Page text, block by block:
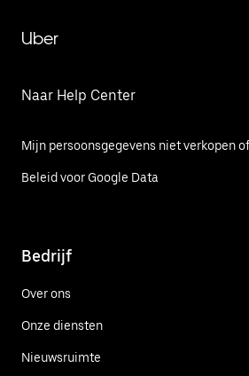
Uber
Naar Help Center
Mijn persoonsgegevens niet verkopen
Beleid voor Google Data
Bedrijf
Over ons
Onze diensten
Nieuwsruimte